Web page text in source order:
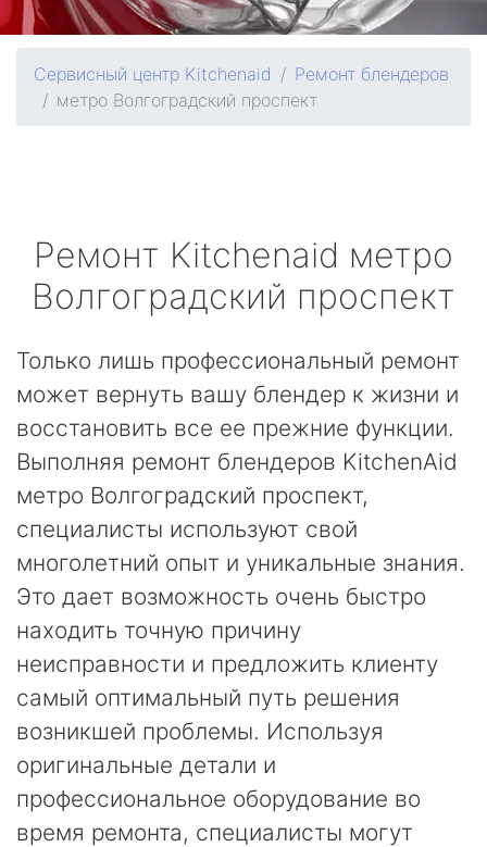
Сервисный центр Kitchenaid
Ремонт блендеров
метро Волгоградский проспект
Ремонт Kitchenaid метро
Волгоградский проспект
Только лишь профессиональный ремонт
может вернуть вашу блендер к жизни и
восстановить все ее прежние функции.
Выполняя ремонт блендеров KitchenAid
метро Волгоградский проспект,
специалисты используют свой
многолетний опыт и уникальные знания.
Это дает возможность очень быстро
находить точную причину
неисправности и предложить клиенту
самый оптимальный путь решения
возникшей проблемы. Используя
оригинальные детали и
профессиональное оборудование во
время ремонта, специалисты могут